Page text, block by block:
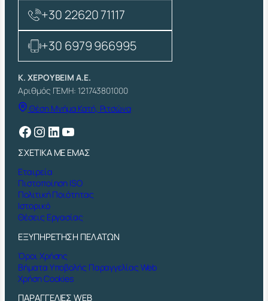
π
ο
σ
ό
τ
η
τ
α
+30 22620 71117
+30 6979 966995
Κ. ΧΕΡΟΥΒΕΙΜ Α.Ε.
Αριθμός ΓΕΜΗ: 121743801000
Θέση Μνήμα Κατή, Ριτσώνα
Facebook Instagram Linkedin YouTube
ΣΧΕΤΙΚΑ ΜΕ ΕΜΑΣ
Εταιρεία
Πιστοποίηση ISO
Πολιτική Ποιότητας
Ιστορικό
Θέσεις Εργασίας
ΕΞΥΠΗΡΕΤΗΣΗ ΠΕΛΑΤΩΝ
Όροι Χρήσης
Βήματα Υποβολής Παραγγελίας Web
Χρήση Cookies
ΠΑΡΑΓΓΕΛΙΕΣ WEB